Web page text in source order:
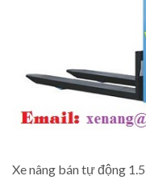
Xe nâng bán tự động